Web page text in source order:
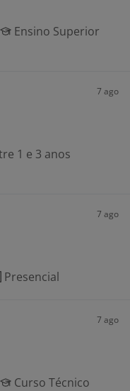
Ensino Superior
7 ago
1 e 3 anos
7 ago
Presencial
7 ago
Curso Técnico